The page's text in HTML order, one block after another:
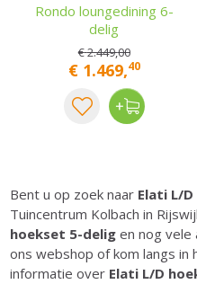
Rondo loungedining 6-
delig
€2.449,00
€ 1.469,40
Bent u op zoek naar Elati L/
Tuincentrum Kolbach in
hoekset 5-delig en nog vele
ons webshop of kom langs
informatie over Elati L/D